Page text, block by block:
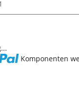
Komponenten